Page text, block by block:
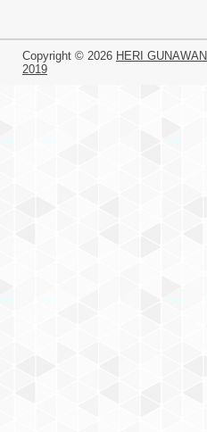
Copyright © 2026 HERI GUNAWAN
2019